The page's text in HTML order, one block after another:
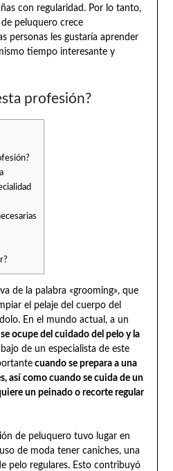
con regularidad. Por lo tanto,
peluquero crece
personas les gustaría aprender
tiempo interesante y
profesión?
de la palabra «grooming», que
el pelaje del cuerpo del
En el mundo actual, a un
ocupe del cuidado del pelo y la
de un especialista de este
cuando se prepara a una
así como cuando se cuida de un
un peinado o recorte regular
de peluquero tuvo lugar en
de moda tener caniches, una
pelo regulares. Esto contribuyó